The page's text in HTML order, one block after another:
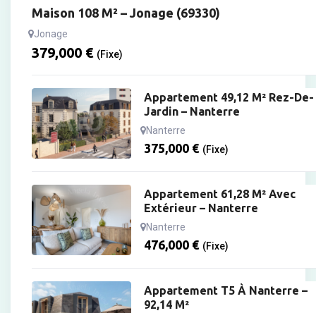
Maison 108 M² – Jonage (69330)
Jonage
379,000 € (Fixe)
Appartement 49,12 M² Rez-De-
Jardin – Nanterre
Nanterre
375,000 € (Fixe)
Appartement 61,28 M² Avec
Extérieur – Nanterre
Nanterre
476,000 € (Fixe)
Appartement T5 À Nanterre –
92,14 M²